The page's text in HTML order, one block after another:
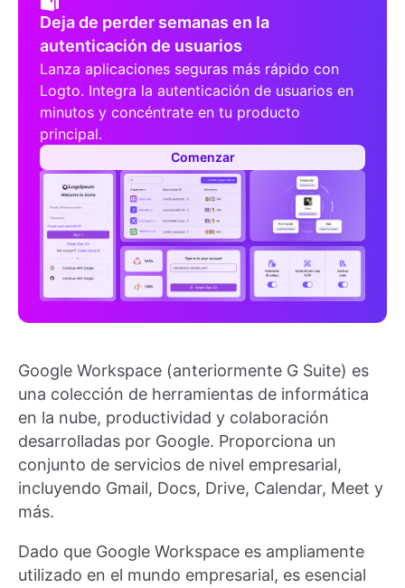
Deja de perder semanas en la
autenticación de usuarios
Lanza aplicaciones seguras más rápido con
Logto. Integra la autenticación de usuarios en
minutos y concéntrate en tu producto
principal.
Comenzar
Google Workspace (anteriormente G Suite) es
una colección de herramientas de informática
en la nube, productividad y colaboración
desarrolladas por Google. Proporciona un
conjunto de servicios de nivel empresarial,
incluyendo Gmail, Docs, Drive, Calendar, Meet y
más.
Dado que Google Workspace es ampliamente
utilizado en el mundo empresarial, es esencial